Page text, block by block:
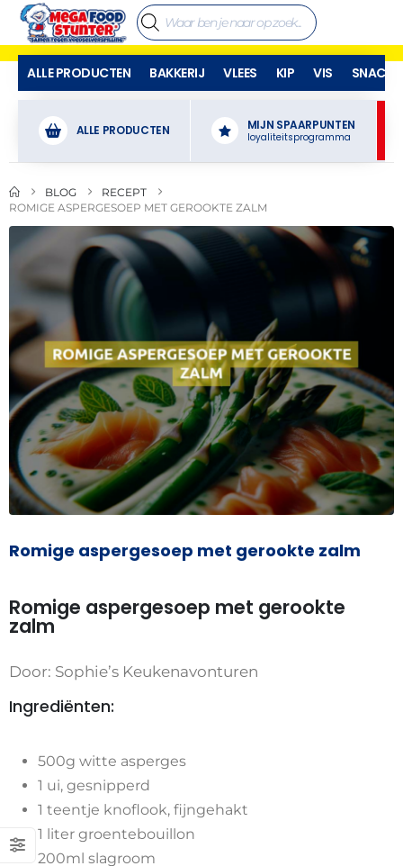
ALLE PRODUCTEN BAKKERIJ VLEES KIP VIS SNACKS
ALLE PRODUCTEN MIJN SPAARPUNTEN
loyaliteitsprogramma
BLOG
RECEPT
ROMIGE ASPERGESOEP MET GEROOKTE ZALM
Romige aspergesoep met gerookte zalm
Romige aspergesoep met gerookte
zalm
Door: Sophie’s Keukenavonturen
Ingrediënten:
500g witte asperges
1 ui, gesnipperd
1 teentje knoflook, fijngehakt
1 liter groentebouillon
200ml slagroom